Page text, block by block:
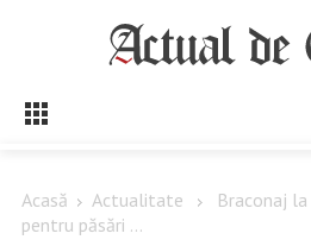
Acasă Actualitate
Braconaj
pentru păsări ...